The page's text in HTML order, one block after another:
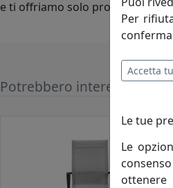
e ti offriamo solo prodotti di alta
Potrebbero interessarti
Per
Accetta
Le tue
Le